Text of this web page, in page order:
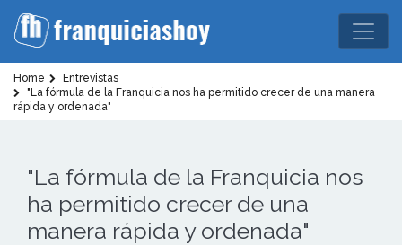
Home
Entrevistas
"La fórmula de la Franquicia nos ha permitido crecer de una manera
rápida y ordenada"
"La fórmula de la Franquicia nos
ha permitido crecer de una
manera rápida y ordenada"